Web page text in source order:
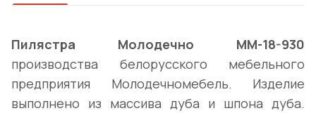
Пилястра Молодечно ММ-18-930
производства белорусского мебельного
предприятия Молодечномебель. Изделие
выполнено из массива дуба и шпона дуба.